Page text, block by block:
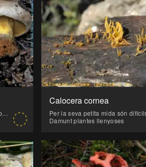
Poc freqüent. Sol sortir en grups de nombrosos individus, moltes vegades quasi cespitosos. Per la major part d'autors és sinònim de Boletus radicans , mentre que per a d'altres són dos bolets diferents.
Calocera cornea
Damunt plantes llenyoses